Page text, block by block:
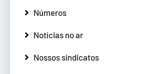
Números
Notícias no ar
Nossos sindicatos